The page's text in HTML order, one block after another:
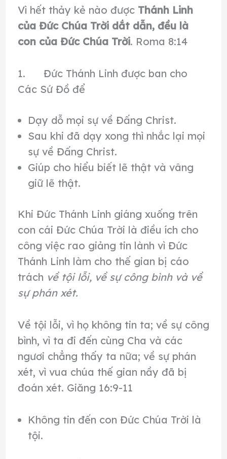
Vì hết thảy kẻ nào được Thánh Linh
của Ðức Chúa Trời dắt dẫn, đều là
con của Ðức Chúa Trời. Roma 8:14
1. Đức Thánh Linh được ban cho
Các Sứ Đồ để
Dạy dỗ mọi sự về Đấng Christ.
Sau khi đã dạy xong thì nhắc lại mọi
sự về Đấng Christ.
Giúp cho hiểu biết lẽ thật và vâng
giữ lẽ thật.
Khi Đức Thánh Linh giáng xuống trên
con cái Đức Chúa Trời là điều ích cho
công việc rao giảng tin lành vì Đức
Thánh Linh làm cho thế gian bị cáo
trách về tội lỗi, về sự công bình và về
sự phán xét.
Về tội lỗi, vì họ không tin ta; về sự công
bình, vì ta đi đến cùng Cha và các
ngươi chẳng thấy ta nữa; về sự phán
xét, vì vua chúa thế gian nầy đã bị
đoán xét. Giăng 16:9-11
Không tin đến con Đức Chúa Trời là
tội.